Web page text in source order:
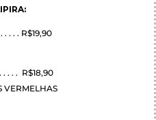
. . . . R$19,90
. . . . R$18,90
VERMELHAS